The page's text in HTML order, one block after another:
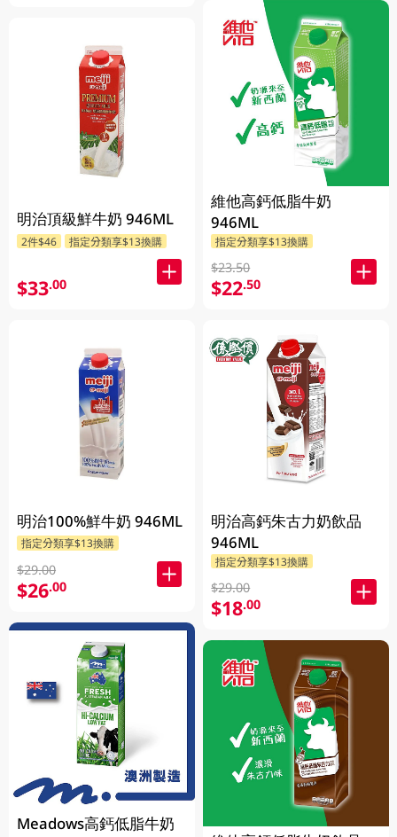
明治頂級鮮牛奶 946ML
2件$46 指定分類享$13換購
$33.00
明治100%鮮牛奶 946ML
指定分類享$13換購
$29.00
$26.00
Meadows高鈣低脂牛奶
維他高鈣低脂牛奶
946ML
指定分類享$13換購
$23.50
$22.50
明治高鈣朱古力奶飲品
946ML
指定分類享$13換購
$29.00
$18.00